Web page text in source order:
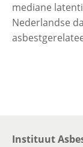
mediane
Nederlandse
Instituut